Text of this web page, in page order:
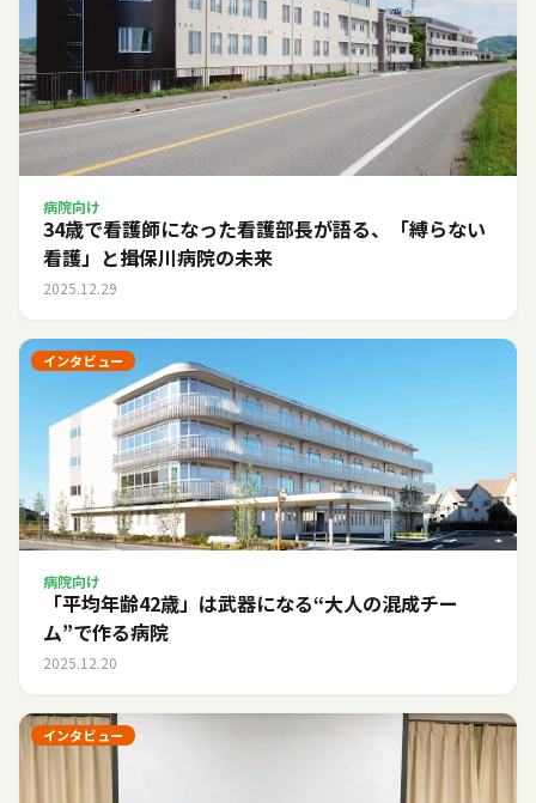
病院向け
34歳で看護師になった看護部長が語る、「縛らない
看護」と揖保川病院の未来
2025.12.29
インタビュー
病院向け
「平均年齢42歳」は武器になる――“大人の混成チー
ム”で作る病院
2025.12.20
インタビュー